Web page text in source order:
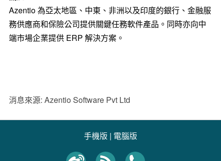
Azentio 為亞太地區、中東、非洲以及印度的銀行、金融服
務供應商和保險公司提供關鍵任務軟件產品。同時亦向中
端市場企業提供 ERP 解決方案。
消息來源: Azentio Software Pvt Ltd
手機版 | 電腦版